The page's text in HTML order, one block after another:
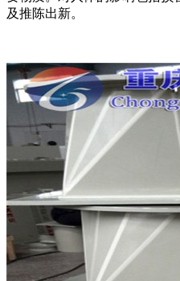
及推陈出新。